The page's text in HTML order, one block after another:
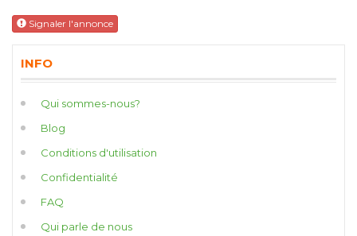
Signaler l'annonce
INFO
Qui sommes-nous?
Blog
Conditions d'utilisation
Confidentialité
FAQ
Qui parle de nous